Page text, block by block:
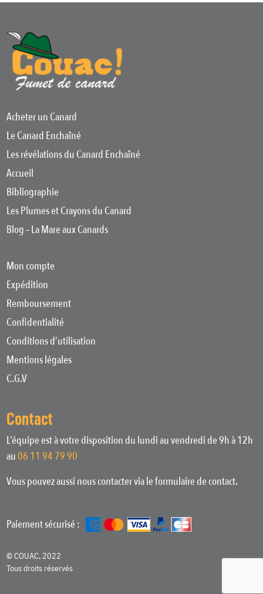
Acheter un Canard
Le Canard Enchaîné
Les révélations du Canard Enchaîné
Accueil
Bibliographie
Les Plumes et Crayons du Canard
Blog – La Mare aux Canards
Mon compte
Expédition
Remboursement
Confidentialité
Conditions d’utilisation
Mentions légales
C.G.V
Contact
L’équipe est à votre disposition du lundi au vendredi de 9h à 12h
au06 11 94 79 90
Vous pouvez aussi nous contacter via le formulaire de contact.
Paiement sécurisé :
© COUAC, 2022
Tous droits réservés